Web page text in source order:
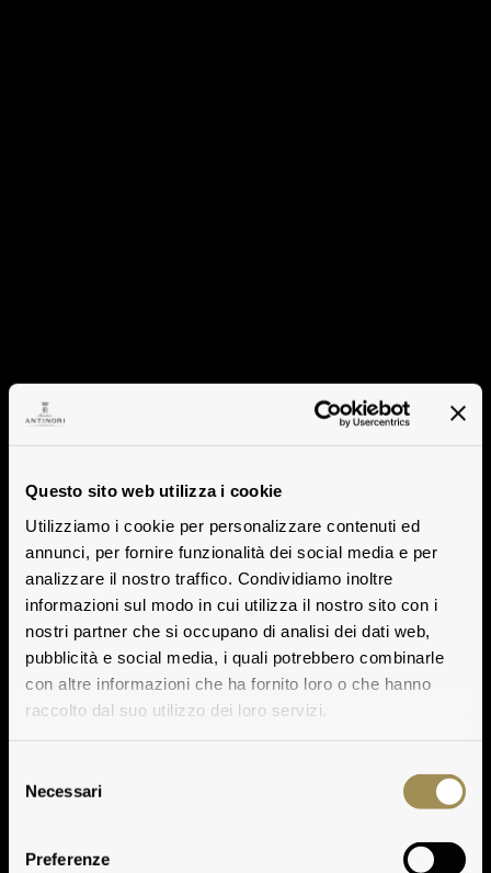
Questo sito web utilizza i cookie
Utilizziamo i cookie per personalizzare contenuti ed
annunci, per fornire funzionalità dei social media e per
analizzare il nostro traffico. Condividiamo inoltre
informazioni sul modo in cui utilizza il nostro sito con i
nostri partner che si occupano di analisi dei dati web,
pubblicità e social media, i quali potrebbero combinarle
con altre informazioni che ha fornito loro o che hanno
raccolto dal suo utilizzo dei loro servizi.
delNecessari
Preferenze